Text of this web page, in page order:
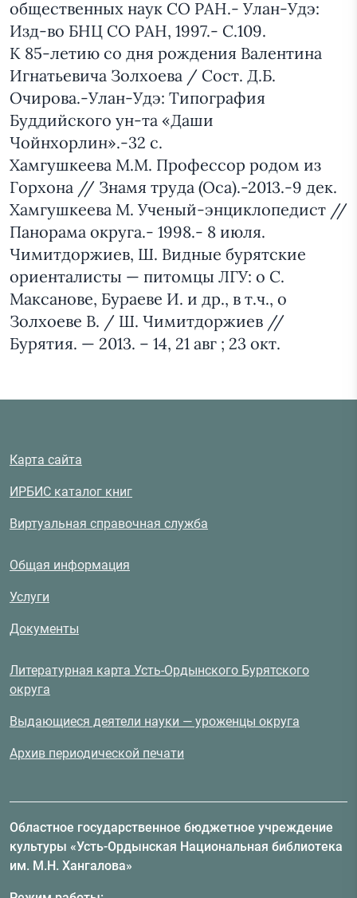
общественных наук СО РАН.- Улан-Удэ:
Изд-во БНЦ СО РАН, 1997.- С.109.
К 85-летию со дня рождения Валентина
Игнатьевича Золхоева / Сост. Д.Б.
Очирова.-Улан-Удэ: Типография
Буддийского ун-та «Даши
Чойнхорлин».-32 с.
Хамгушкеева М.М. Профессор родом из
Горхона // Знамя труда (Оса).-2013.-9 дек.
Хамгушкеева М. Ученый-энциклопедист //
Панорама округа.- 1998.- 8 июля.
Чимитдоржиев, Ш. Видные бурятские
ориенталисты — питомцы ЛГУ: о С.
Максанове, Бураеве И. и др., в т.ч., о
Золхоеве В. / Ш. Чимитдоржиев //
Бурятия. — 2013. – 14, 21 авг ; 23 окт.
Карта сайта
ИРБИС каталог книг
Виртуальная справочная служба
Общая информация
Услуги
Документы
Литературная карта Усть-Ордынского Бурятского
округа
Выдающиеся деятели науки — уроженцы округа
Архив периодической печати
Областное государственное бюджетное учреждение
культуры «Усть-Ордынская Национальная библиотека
им. М.Н. Хангалова»